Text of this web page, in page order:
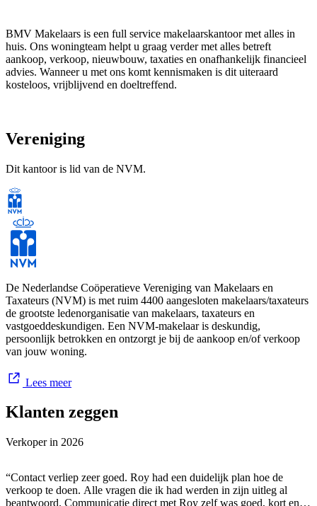
BMV Makelaars is een full service makelaarskantoor met alles in
huis. Ons woningteam helpt u graag verder met alles betreft
aankoop, verkoop, nieuwbouw, taxaties en onafhankelijk financieel
advies. Wanneer u met ons komt kennismaken is dit uiteraard
kosteloos, vrijblijvend en doeltreffend.
Eerlijk, direct, helder, doelgericht en transparant is wat we vaak
terug horen van klanten. Het is voor ons dan ook erg belangrijk dat
BMV Makelaars kunnen ontvangen is als er sprake is geweest van
manier hebben kunnen helpen aan een nieuw thuis.
Daarnaast maken wij en 13 andere toonaangevende makelaars deel
uit van een samenwerkingsverband met Dynamis. Hierdoor hebben
wij beschikking tot een groot landelijk netwerk, alles voor het beste
resultaat.
Uw aankoopmakelaar in Ede en omgeving
Op zoek naar een aankoopmakelaar in Ede en omgeving? Samen
dat bent. Koop uw droomhuis zonder zorgen met een
woonwensen werkelijkheid!
Uw huis in Ede of omgeving verkopen? We komen graag langs
voor een vrijblijvend gesprek om u persoonlijk te vertellen wie wij
zijn en wat wij voor u kunnen betekenen. Als makelaar in Ede
Vereniging
Dit kantoor is lid van de NVM.
De Nederlandse Coöperatieve Vereniging van Makelaars en
Taxateurs (NVM) is met ruim 4400 aangesloten makelaars/taxateurs
de grootste ledenorganisatie van makelaars, taxateurs en
vastgoeddeskundigen. Een NVM-makelaar is deskundig,
persoonlijk betrokken en ontzorgt je bij de aankoop en/of verkoop
van jouw woning.
Lees meer
Klanten zeggen
Verkoper in 2026
“Contact verliep zeer goed. Roy had een duidelijk plan hoe de
verkoop te doen. Alle vragen die ik had werden in zijn uitleg al
beantwoord. Communicatie direct met Roy zelf was goed, kort en